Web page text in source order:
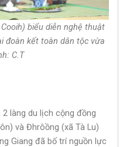
biểu diễn nghệ thuật
đoàn kết toàn dân tộc vừa
C.T
làng du lịch cộng đồng
và Đhrôồng (xã Tà Lu)
Giang đã bố trí nguồn lực